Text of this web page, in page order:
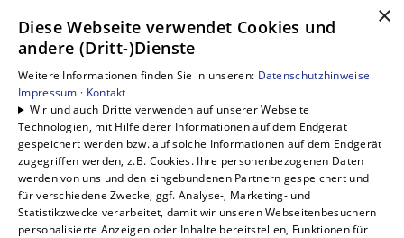
Hast du Fragen zur
Ausbildung oder zu
einem Stellenangebot?
Wir sind immer auf der Suche nach
motivierten und engagierten
Mitarbeitenden, die mit uns gemeinsam
Großartiges für unsere Kunden leisten
wollen.
×
Diese Webseite verwendet Cookies und
andere (Dritt-)Dienste
Weitere Informationen finden Sie in unseren: Datenschutzhinweise
Impressum · Kontakt
Wir und auch Dritte verwenden auf unserer Webseite
Technologien, mit Hilfe derer Informationen auf dem Endgerät
gespeichert werden bzw. auf solche Informationen auf dem Endgerät
zugegriffen werden, z.B. Cookies. Ihre personenbezogenen Daten
werden von uns und den eingebundenen Partnern gespeichert und
für verschiedene Zwecke, ggf. Analyse-, Marketing- und
Statistikzwecke verarbeitet, damit wir unseren Webseitenbesuchern
personalisierte Anzeigen oder Inhalte bereitstellen, Funktionen für